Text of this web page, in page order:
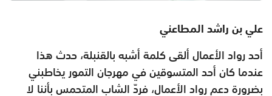
علي بن راشد المطاعني
أحد رواد الأعمال ألقى كلمة أشبه بالقنبلة، حدث هذا
عندما كان‏ أحد المتسوقين في مهرجان التمور يخاطبني
بضرورة دعم رواد الأعمال، فردّ الشاب المتحمس بأننا لا